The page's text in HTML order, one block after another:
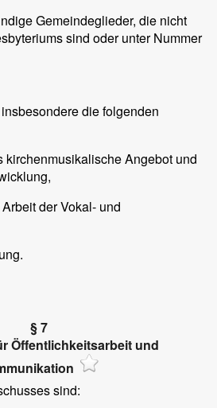
Gemeindeglieder, die nicht
sind oder unter Nummer
die folgenden
kirchenmusikalische Angebot und
der Vokal- und
§ 7
Öffentlichkeitsarbeit und
sind: